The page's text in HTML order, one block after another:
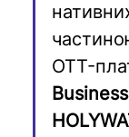
OTT-